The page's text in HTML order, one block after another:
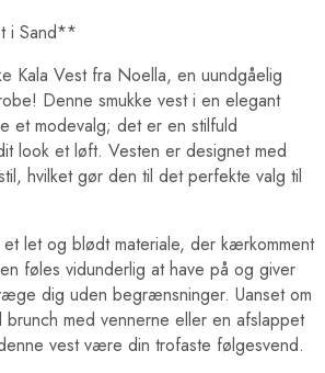
i Sand**
Kala Vest fra Noella, en uundgåelig
Denne smukke vest i en elegant
et modevalg; det er en stilfuld
look et løft. Vesten er designet med
hvilket gør den til det perfekte valg til
let og blødt materiale, der kærkomment
føles vidunderlig at have på og giver
dig uden begrænsninger. Uanset om
med vennerne eller en afslappet
vest være din trofaste følgesvend.